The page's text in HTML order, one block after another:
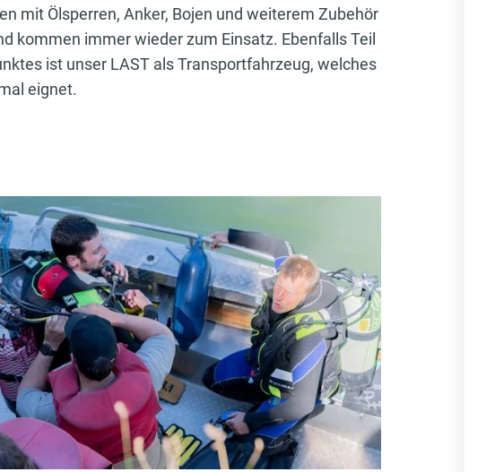
mit Ölsperren, Anker, Bojen und weiterem Zubehör
kommen immer wieder zum Einsatz. Ebenfalls Teil
ist unser LAST als Transportfahrzeug, welches
eignet.